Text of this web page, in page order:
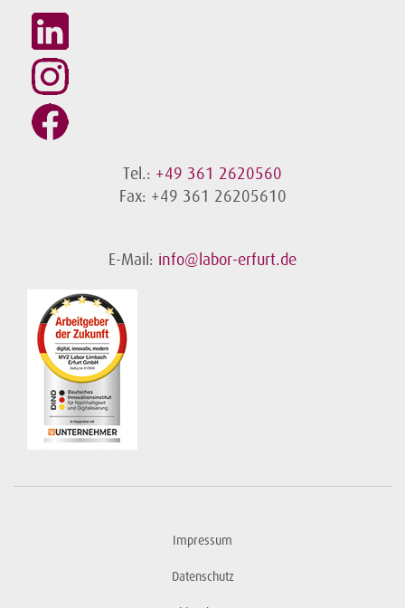
Tel.: +49 361 2620560
Fax: +49 361 26205610
E-Mail: info@labor-erfurt.de
Impressum
Datenschutz